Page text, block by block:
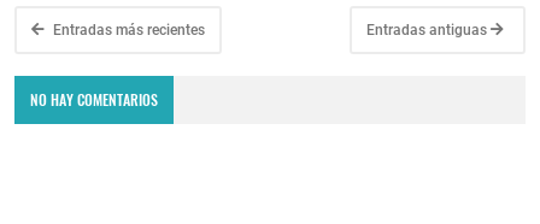
Entradas más recientes Entradas antiguas
NO HAY COMENTARIOS